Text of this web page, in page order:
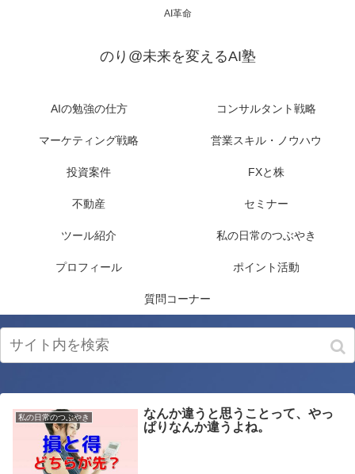
AI革命
のり@未来を変えるAI塾
AIの勉強の仕方 コンサルタント戦略
マーケティング戦略 営業スキル・ノウハウ
投資案件 FXと株
不動産 セミナー
ツール紹介 私の日常のつぶやき
プロフィール ポイント活動
質問コーナー
私の日常のつぶやき
なんか違うと思うことって、やっ
ぱりなんか違うよね。